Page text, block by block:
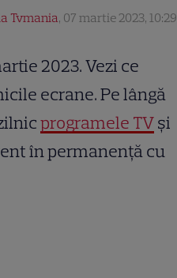
Tvmania, 07 martie 2023, 10:29
2023. Vezi ce
ecrane. Pe lângă
programele TVși
în permanență cu